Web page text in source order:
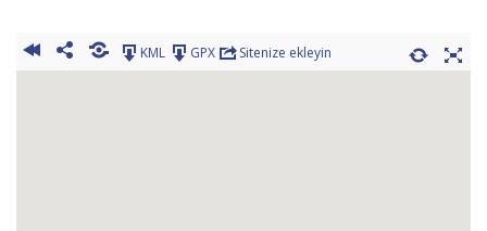
KML GPX Sitenize ekleyin